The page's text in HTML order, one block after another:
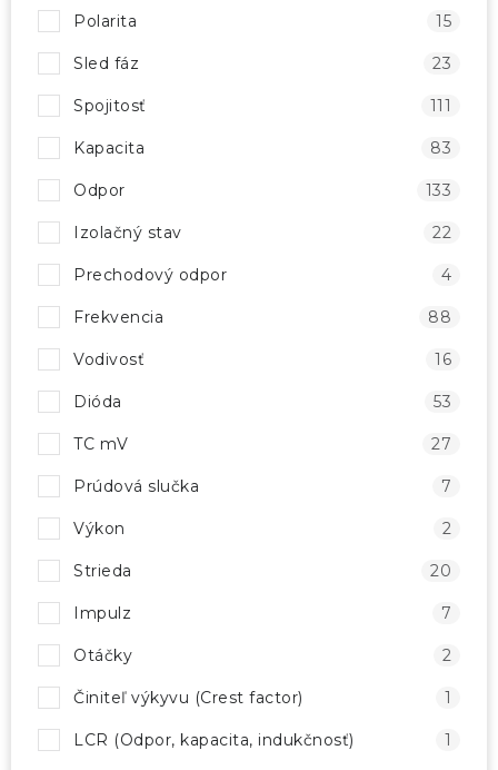
Polarita 15
Sled fáz 23
Spojitosť 111
Kapacita 83
Odpor 133
Izolačný stav 22
Prechodový odpor 4
Frekvencia 88
Vodivosť 16
Dióda 53
TC mV 27
Prúdová slučka 7
Výkon 2
Strieda 20
Impulz 7
Otáčky 2
Činiteľ výkyvu (Crest factor) 1
LCR (Odpor, kapacita, indukčnosť) 1